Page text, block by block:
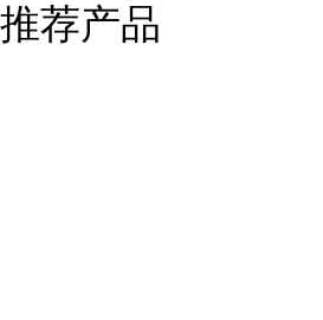
推荐产品